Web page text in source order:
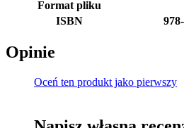
Format pliku
ISBN
Opinie
Oceń ten produkt jako pierwszy